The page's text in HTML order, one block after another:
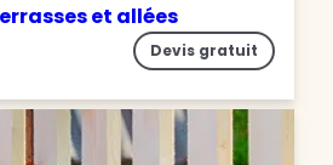
et allées
Devis gratuit